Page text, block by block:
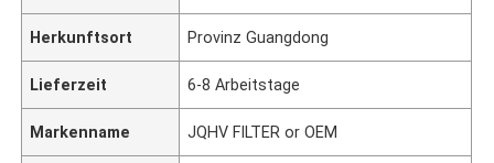
Herkunftsort Provinz Guangdong
Lieferzeit 6-8 Arbeitstage
Markenname JQHV FILTER or OEM